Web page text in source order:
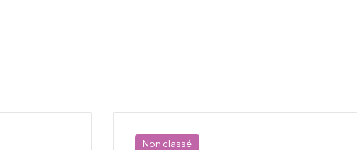
Non classé